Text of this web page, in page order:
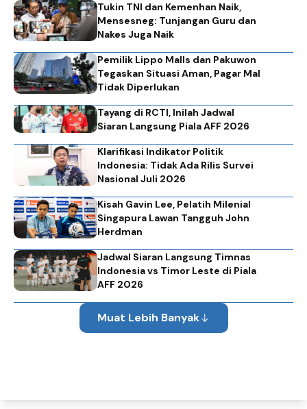
Tukin TNI dan Kemenhan Naik,
Mensesneg: Tunjangan Guru dan
Nakes Juga Naik
Pemilik Lippo Malls dan Pakuwon
Tegaskan Situasi Aman, Pagar Mal
Tidak Diperlukan
Tayang di RCTI, Inilah Jadwal
Siaran Langsung Piala AFF 2026
Klarifikasi Indikator Politik
Indonesia: Tidak Ada Rilis Survei
Nasional Juli 2026
Kisah Gavin Lee, Pelatih Milenial
Singapura Lawan Tangguh John
Herdman
Jadwal Siaran Langsung Timnas
Indonesia vs Timor Leste di Piala
AFF 2026
Muat Lebih Banyak